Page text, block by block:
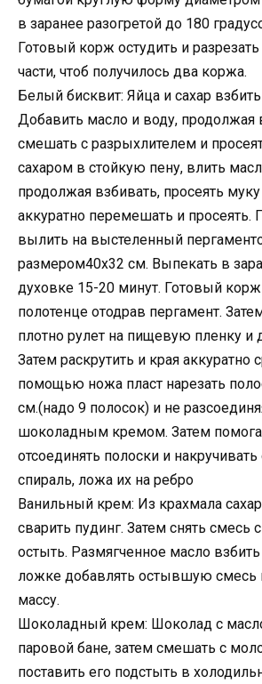
в заранее разогретой до 180
Готовый корж остудить и
части, чтоб получилось два коржа.
Белый бисквит: Яйца и сахар
Добавить масло и воду, продолжая
смешать с разрыхлителем и
сахаром в стойкую пену, влить
продолжая взбивать, просеять
аккуратно перемешать и просеять.
вылить на выстеленный
размером40х32 см. Выпекать в
духовке 15-20 минут. Готовый
полотенце отодрав пергамент.
плотно рулет на пищевую пленку и
Затем раскрутить и края аккуратно
помощью ножа пласт нарезать
см.(надо 9 полосок) и не
шоколадным кремом. Затем
отсоединять полоски и накручивать
спираль, ложа их на ребро
Ванильный крем: Из крахмала
сварить пудинг. Затем снять смесь
остыть. Размягченное масло
ложке добавлять остывшую смесь
массу.
Шоколадный крем: Шоколад с
паровой бане, затем смешать с
поставить его подстыть в